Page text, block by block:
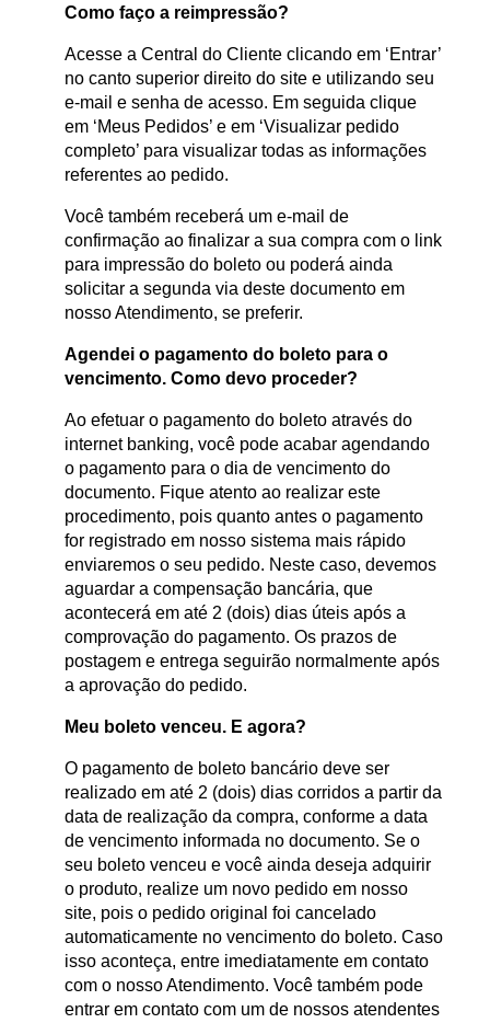
Como faço a reimpressão?
Acesse a Central do Cliente clicando em ‘Entrar’
no canto superior direito do site e utilizando seu
e-mail e senha de acesso. Em seguida clique
em ‘Meus Pedidos’ e em ‘Visualizar pedido
completo’ para visualizar todas as informações
referentes ao pedido.
Você também receberá um e-mail de
confirmação ao finalizar a sua compra com o link
para impressão do boleto ou poderá ainda
solicitar a segunda via deste documento em
nosso Atendimento, se preferir.
Agendei o pagamento do boleto para o
vencimento. Como devo proceder?
Ao efetuar o pagamento do boleto através do
internet banking, você pode acabar agendando
o pagamento para o dia de vencimento do
documento. Fique atento ao realizar este
procedimento, pois quanto antes o pagamento
for registrado em nosso sistema mais rápido
enviaremos o seu pedido. Neste caso, devemos
aguardar a compensação bancária, que
acontecerá em até 2 (dois) dias úteis após a
comprovação do pagamento. Os prazos de
postagem e entrega seguirão normalmente após
a aprovação do pedido.
Meu boleto venceu. E agora?
O pagamento de boleto bancário deve ser
realizado em até 2 (dois) dias corridos a partir da
data de realização da compra, conforme a data
de vencimento informada no documento. Se o
seu boleto venceu e você ainda deseja adquirir
o produto, realize um novo pedido em nosso
site, pois o pedido original foi cancelado
automaticamente no vencimento do boleto. Caso
isso aconteça, entre imediatamente em contato
com o nosso Atendimento. Você também pode
entrar em contato com um de nossos atendentes